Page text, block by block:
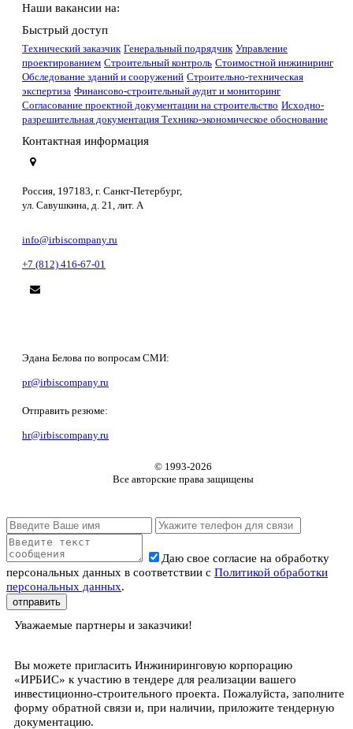
Наши вакансии на:
Быстрый доступ
Технический заказчик Генеральный подрядчик Управление
проектированием Строительный контроль Стоимостной инжиниринг
Обследование зданий и сооружений Строительно-техническая
экспертиза Финансово-строительный аудит и мониторинг
Согласование проектной документации на строительство Исходно-
разрешительная документация Технико-экономическое обоснование
Контактная информация
Россия, 197183, г. Санкт-Петербург,
ул. Савушкина, д. 21, лит. А
info@irbiscompany.ru
+7 (812) 416-67-01
Эдана Белова по вопросам СМИ:
pr@irbiscompany.ru
Отправить резюме:
hr@irbiscompany.ru
© 1993-2026
Все авторские права защищены
Даю свое согласие на обработку
персональных данных в соответствии с Политикой обработки
персональных данных.
Уважаемые партнеры и заказчики!
Вы можете пригласить Инжиниринговую корпорацию
«ИРБИС» к участию в тендере для реализации вашего
инвестиционно-строительного проекта. Пожалуйста, заполните
форму обратной связи и, при наличии, приложите тендерную
документацию.